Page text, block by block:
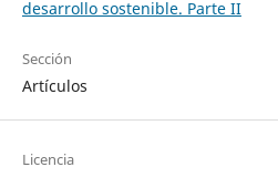
desarrollo sostenible. Parte II
Sección
Artículos
Licencia